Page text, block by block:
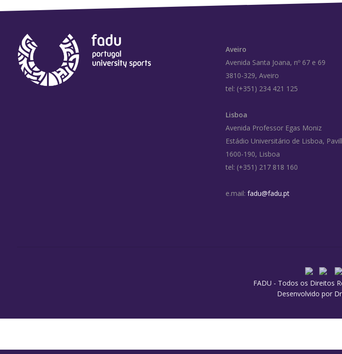
Aveiro
Avenida Santa Joana, nº 67 e 69
3810-329, Aveiro
tel: (+351) 234 421 125
Lisboa
Avenida Professor Egas Moniz
Estádio Universitário de Lisboa,
1600-190, Lisboa
tel: (+351) 217 818 160
e.mail: fadu@fadu.pt
FADU - Todos os Direitos
Desenvolvido por